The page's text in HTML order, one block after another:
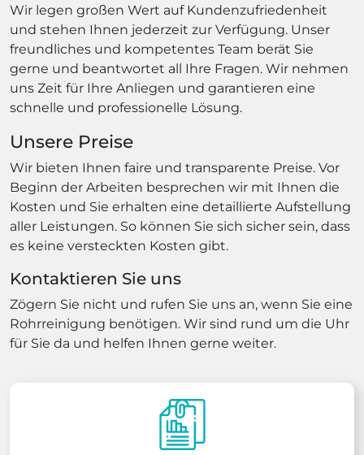
Wir legen großen Wert auf Kundenzufriedenheit
und stehen Ihnen jederzeit zur Verfügung. Unser
freundliches und kompetentes Team berät Sie
gerne und beantwortet all Ihre Fragen. Wir nehmen
uns Zeit für Ihre Anliegen und garantieren eine
schnelle und professionelle Lösung.
Unsere Preise
Wir bieten Ihnen faire und transparente Preise. Vor
Beginn der Arbeiten besprechen wir mit Ihnen die
Kosten und Sie erhalten eine detaillierte Aufstellung
aller Leistungen. So können Sie sich sicher sein, dass
es keine versteckten Kosten gibt.
Kontaktieren Sie uns
Zögern Sie nicht und rufen Sie uns an, wenn Sie eine
Rohrreinigung benötigen. Wir sind rund um die Uhr
für Sie da und helfen Ihnen gerne weiter.